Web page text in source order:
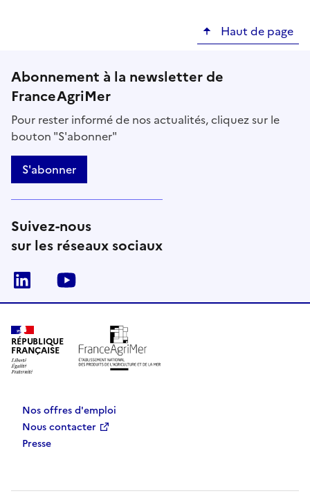
Haut de page
Abonnement à la newsletter de
FranceAgriMer
Pour rester informé de nos actualités, cliquez sur le
bouton "S'abonner"
S'abonner
Suivez-nous
sur les réseaux sociaux
Linkedin
RÉPUBLIQUE
FRANÇAISE
Nos offres d'emploi
Nous contacter
Presse